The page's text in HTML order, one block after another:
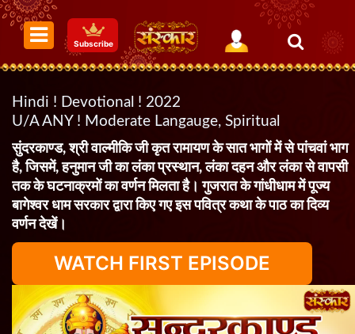
Subscribe
Hindi ! Devotional ! 2022
U/A ANY ! Moderate Langauge, Spiritual
सुंदरकाण्ड, श्री वाल्मीकि जी कृत रामायण के सात भागों में से पांचवां भाग
है, जिसमें, हनुमान जी का लंका प्रस्थान, लंका दहन और लंका से वापसी
तक के घटनाक्रमों का वर्णन मिलता है। गुजरात के गांधीधाम में पूज्य
बागेश्वर धाम सरकार द्वारा किए गए इस पवित्र कथा के पाठ का दिव्य
वर्णन देखें।
WATCH FIRST EPISODE